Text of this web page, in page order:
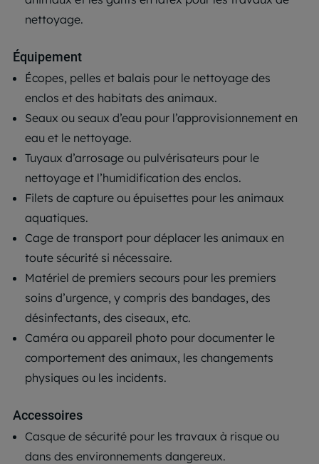
nettoyage.
Équipement
Écopes, pelles et balais pour le nettoyage des
enclos et des habitats des animaux.
Seaux ou seaux d’eau pour l’approvisionnement en
eau et le nettoyage.
Tuyaux d’arrosage ou pulvérisateurs pour le
nettoyage et l’humidification des enclos.
Filets de capture ou épuisettes pour les animaux
aquatiques.
Cage de transport pour déplacer les animaux en
toute sécurité si nécessaire.
Matériel de premiers secours pour les premiers
soins d’urgence, y compris des bandages, des
désinfectants, des ciseaux, etc.
Caméra ou appareil photo pour documenter le
comportement des animaux, les changements
physiques ou les incidents.
Accessoires
Casque de sécurité pour les travaux à risque ou
dans des environnements dangereux.